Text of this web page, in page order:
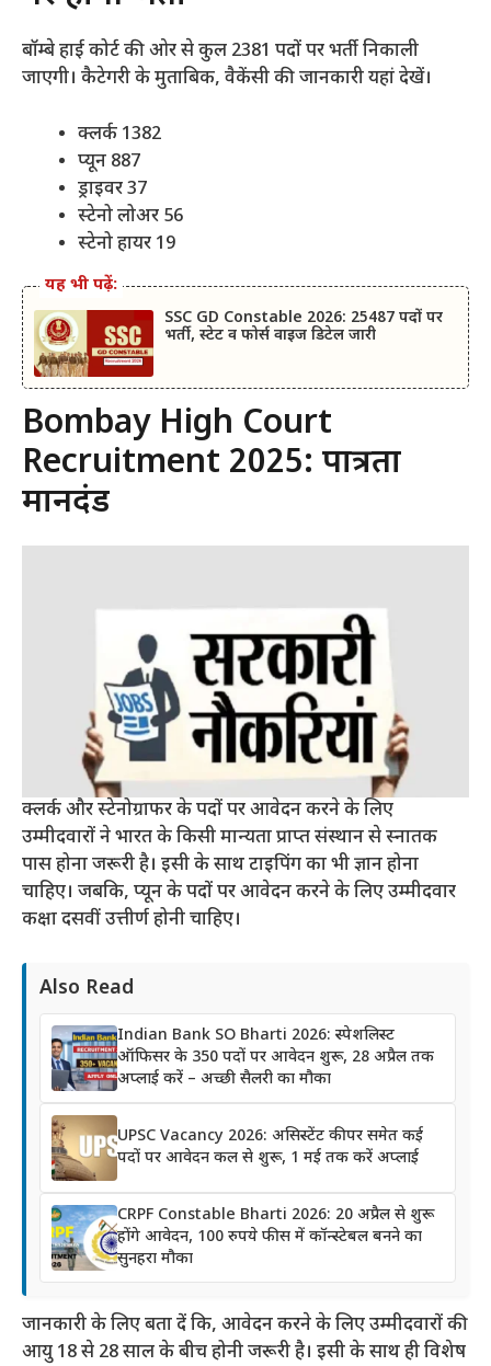
बॉम्बे हाई कोर्ट की ओर से कुल 2381 पदों पर भर्ती निकाली
जाएगी। कैटेगरी के मुताबिक, वैकेंसी की जानकारी यहां देखें।
क्लर्क 1382
प्यून 887
ड्राइवर 37
स्टेनो लोअर 56
स्टेनो हायर 19
यह भी पढ़ें:
SSC GD Constable 2026: 25487 पदों पर
भर्ती, स्टेट व फोर्स वाइज डिटेल जारी
Bombay High Court
Recruitment 2025: पात्रता
मानदंड
क्लर्क और स्टेनोग्राफर के पदों पर आवेदन करने के लिए
उम्मीदवारों ने भारत के किसी मान्यता प्राप्त संस्थान से स्नातक
पास होना जरूरी है। इसी के साथ टाइपिंग का भी ज्ञान होना
चाहिए। जबकि, प्यून के पदों पर आवेदन करने के लिए उम्मीदवार
कक्षा दसवीं उत्तीर्ण होनी चाहिए।
Also Read
Indian Bank SO Bharti 2026: स्पेशलिस्ट
ऑफिसर के 350 पदों पर आवेदन शुरू, 28 अप्रैल तक
अप्लाई करें – अच्छी सैलरी का मौका
UPSC Vacancy 2026: असिस्टेंट कीपर समेत कई
पदों पर आवेदन कल से शुरू, 1 मई तक करें अप्लाई
CRPF Constable Bharti 2026: 20 अप्रैल से शुरू
होंगे आवेदन, 100 रुपये फीस में कॉन्स्टेबल बनने का
सुनहरा मौका
जानकारी के लिए बता दें कि, आवेदन करने के लिए उम्मीदवारों की
आयु 18 से 28 साल के बीच होनी जरूरी है। इसी के साथ ही विशेष